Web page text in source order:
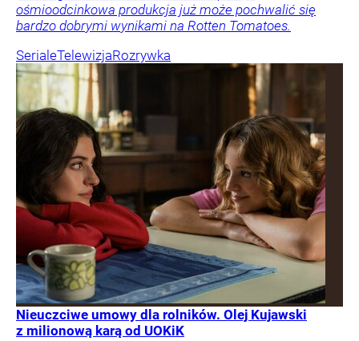
ośmioodcinkowa produkcja już może pochwalić się
bardzo dobrymi wynikami na Rotten Tomatoes.
SerialeTelewizjaRozrywka
Nieuczciwe umowy dla rolników. Olej Kujawski
z milionową karą od UOKiK